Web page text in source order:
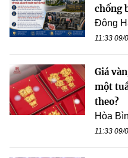
chống
Đông
11:33 09/
Giá
một
theo?
Hòa
11:33 09/